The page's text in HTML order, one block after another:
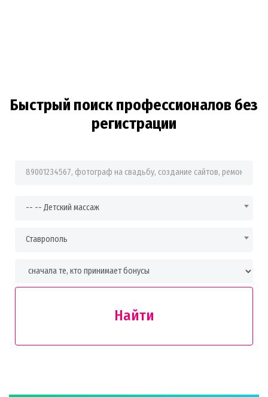
Быстрый поиск профессионалов без
регистрации
Фраза для поиска
-- -- Детский массаж
Ставрополь
Найти